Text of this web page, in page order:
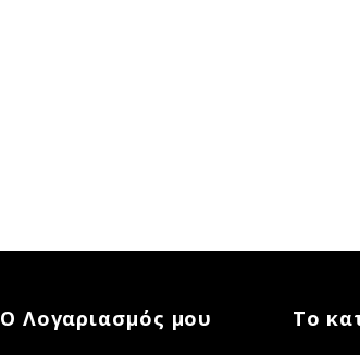
Ο Λογαριασμός μου Το